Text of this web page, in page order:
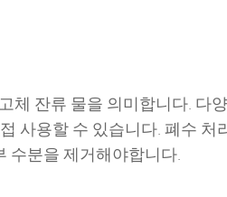
잔류 물을 의미합니다. 다
사용할 수 있습니다. 폐수
수분을 제거해야합니다.